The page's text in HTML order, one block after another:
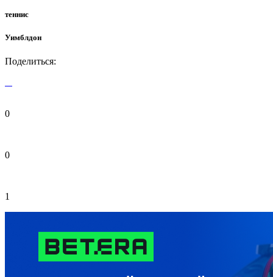
теннис
Уимблдон
Поделиться:
0
0
1